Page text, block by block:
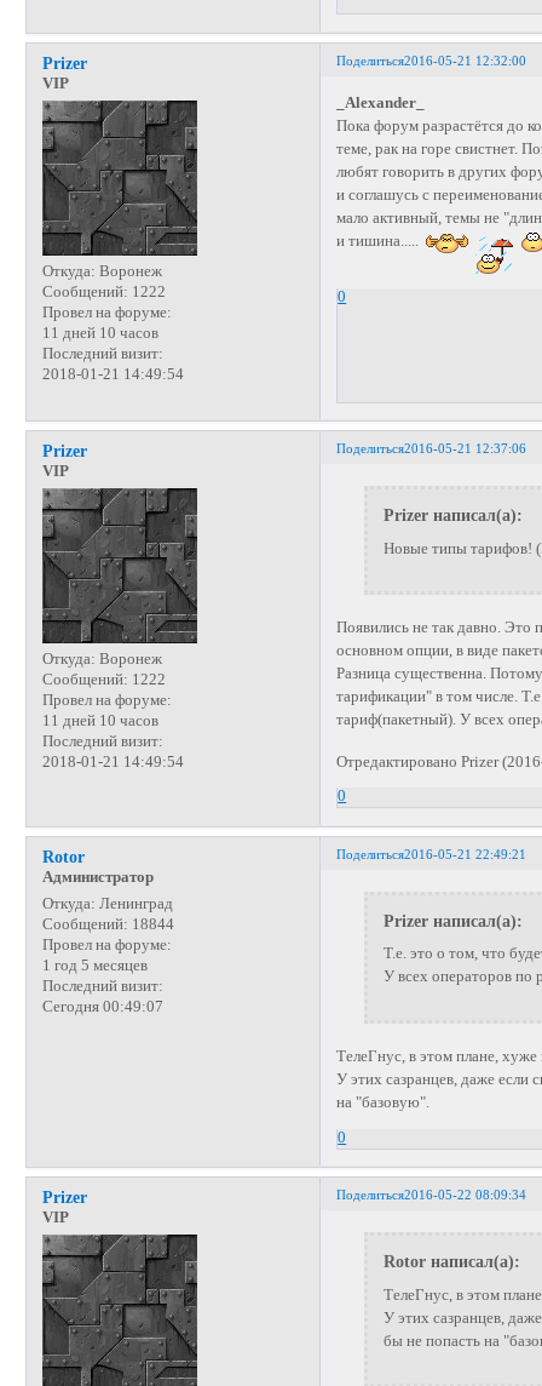
Поделиться2016-05-21 12:32:00
Prizer
VIP
Откуда: Воронеж
Сообщений: 1222
Провел на форуме:
11 дней 10 часов
Последний визит:
2018-01-21 14:49:54
_Alexander_
Пока форум разрастётся до
теме, рак на горе свистнет.
любят говорить в других
и соглашусь с
мало активный, темы не
и тишина.....
0
Поделиться2016-05-21 12:37:06
Prizer
VIP
Откуда: Воронеж
Сообщений: 1222
Провел на форуме:
11 дней 10 часов
Последний визит:
2018-01-21 14:49:54
Prizer написал(а):
Новые типы тарифов!
Появились не так давно.
основном опции, в виде
Разница существенна.
тарификации" в том числе.
тариф(пакетный). У всех
Отредактировано Prizer
0
Поделиться2016-05-21 22:49:21
Rotor
Администратор
Откуда: Ленинград
Сообщений: 18844
Провел на форуме:
1 год 5 месяцев
Последний визит:
Сегодня 00:49:07
Prizer написал(а):
Т.е. это о том, что
У всех операторов по
ТелеГнус, в этом плане, хуже
У этих сазранцев, даже если
на "базовую".
0
Поделиться2016-05-22 08:09:34
Prizer
VIP
Rotor написал(а):
ТелеГнус, в этом
У этих сазранцев,
бы не попасть на